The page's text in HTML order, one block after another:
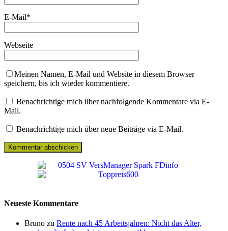
E-Mail*
Webseite
Meinen Namen, E-Mail und Website in diesem Browser
speichern, bis ich wieder kommentiere.
Benachrichtige mich über nachfolgende Kommentare via E-
Mail.
Benachrichtige mich über neue Beiträge via E-Mail.
Neueste Kommentare
Bruno zu Rente nach 45 Arbeitsjahren: Nicht das Alter,